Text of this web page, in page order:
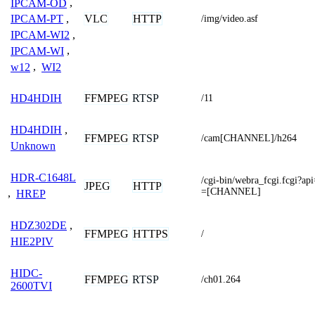
IPCAM-OD ,
IPCAM-PT ,
IPCAM-WI2 ,
IPCAM-WI ,
w12 , WI2
VLC HTTP /img/video.asf
HD4HDIH FFMPEG RTSP /11
HD4HDIH ,
Unknown
FFMPEG RTSP /cam[CHANNEL]/h264
HDR-C1648L
, HREP
JPEG HTTP
/cgi-bin/
=[CHANNEL]
HDZ302DE ,
HIE2PIV
FFMPEG HTTPS /
HIDC-
2600TVI
FFMPEG RTSP /ch01.264